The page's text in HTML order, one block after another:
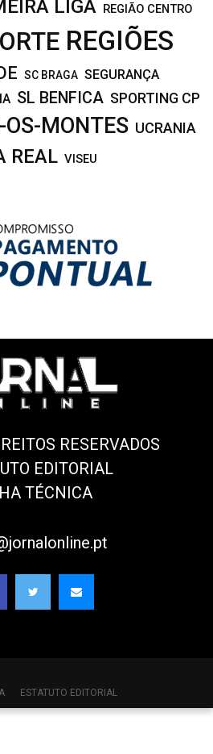
LIGA REGIÃO CENTRO
REGIÕES
SC BRAGA SEGURANÇA
SL BENFICA SPORTING CP
MONTES UCRANIA
REAL VISEU
RESERVADOS
EDITORIAL
TÉCNICA
ESTATUTO EDITORIAL